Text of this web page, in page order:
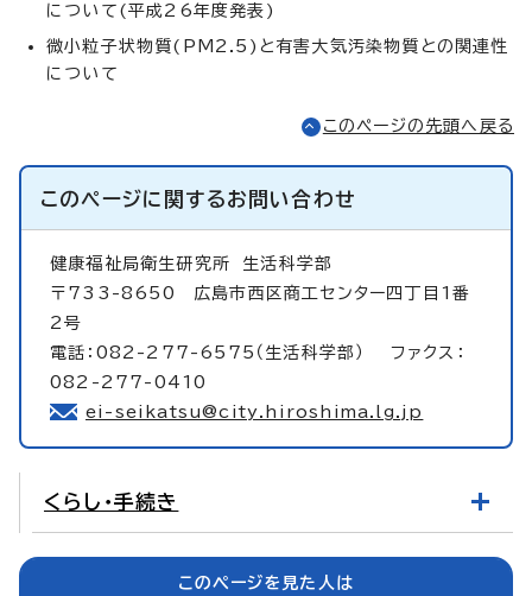
について(平成26年度発表)
微小粒子状物質(PM2.5)と有害大気汚染物質との関連性
について
このページの先頭へ戻る
このページに関するお問い合わせ
健康福祉局衛生研究所 生活科学部
〒733-8650 広島市西区商工センター四丁目1番
2号
電話：082-277-6575（生活科学部） ファクス：
082-277-0410
ei-seikatsu@city.hiroshima.lg.jp
くらし・手続き
このページを見た人は